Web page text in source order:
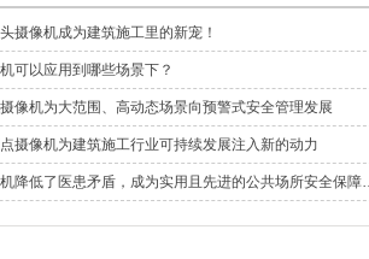
摄像机成为建筑施工里的新宠！
可以应用到哪些场景下？
像机为大范围、高动态场景向预警式安全管理发展
摄像机为建筑施工行业可持续发展注入新的动力
AI老人摔倒识别摄像机